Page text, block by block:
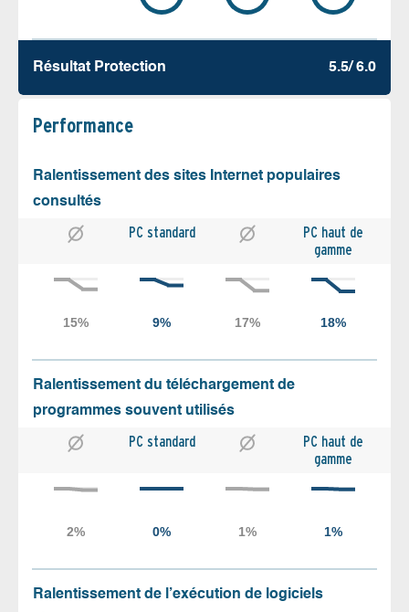
Résultat Protection 5.5/ 6.0
Performance
Ralentissement des sites Internet populaires
consultés
PC standard
PC haut de
gamme
Ralentissement du téléchargement de
programmes souvent utilisés
PC standard
PC haut de
gamme
Ralentissement de l’exécution de logiciels